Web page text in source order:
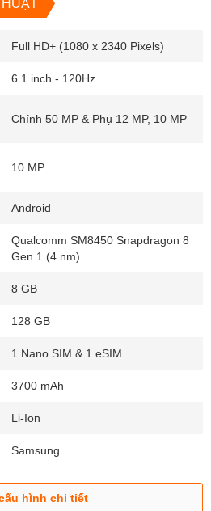
⭐ Nhiều tỉnh thành, dễ dàng hỗ trợ
⭐ Được kiểm tra nghiêm ngặt chất
tại Didongthongminh
của Samsung Galaxy
Galaxy S22 tinh tế,
S21, mặt kính trước được trang bị
Full HD+ (1080 x 2340 Pixels)
6.1 inch - 120Hz
Chính 50 MP & Phụ 12 MP, 10 MP
10 MP
Android
Qualcomm SM8450 Snapdragon 8
Gen 1 (4 nm)
8 GB
128 GB
1 Nano SIM & 1 eSIM
3700 mAh
Li-Ion
Samsung
hình chi tiết